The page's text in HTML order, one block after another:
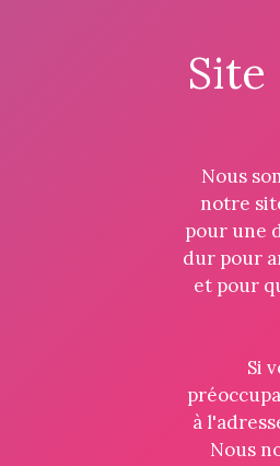
Nous
notre
pour une
dur pour
et pour
Si
à
Nous